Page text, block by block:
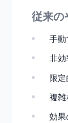
従来の
手動
非効
限
複雑
効果